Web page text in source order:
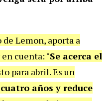
Lemon, aporta a
cuenta: "Se acerca el
para abril. Es un
años y reduce